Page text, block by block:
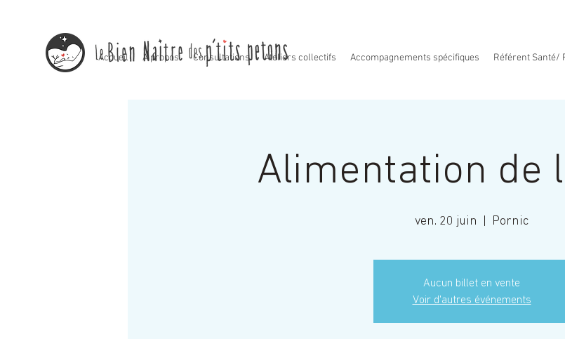
Accueil À propos Consultations Ateliers collectifs Accompagnements spécifiques Référent Santé/
Alimentation de
ven. 20 juin Pornic
Aucun billet en vente
Voir d'autres événements